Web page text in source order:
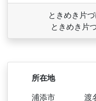
ときめき片
ときめき片
所在地
浦添市
渡